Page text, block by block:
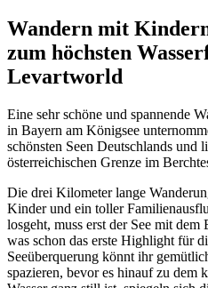
Wandern mit
zum höchsten
Levartworld
Eine sehr schöne und spannende
in Bayern am Königsee
schönsten Seen Deutschlands und
österreichischen Grenze im
Die drei Kilometer lange
Kinder und ein toller
losgeht, muss erst der See mit
was schon das erste Highlight für
Seeüberquerung könnt ihr
spazieren, bevor es hinauf zu dem